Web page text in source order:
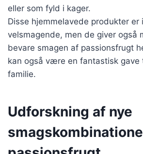
eller som fyld i kager.
Disse hjemmelavede produkter er
velsmagende, men de giver også
bevare smagen af passionsfrugt
kan også være en fantastisk gave
familie.
Udforskning af nye